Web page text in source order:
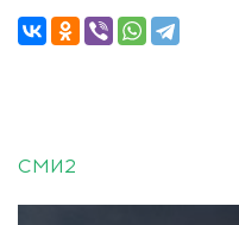
СМИ2